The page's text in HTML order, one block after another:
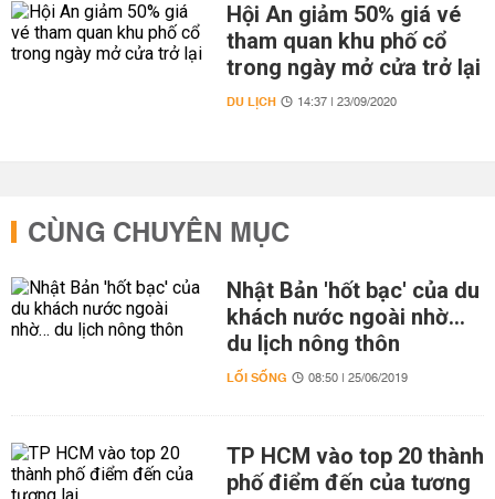
Hội An giảm 50% giá vé
tham quan khu phố cổ
trong ngày mở cửa trở lại
DU LỊCH 14:37 | 23/09/2020
CÙNG CHUYÊN MỤC
Nhật Bản 'hốt bạc' của du
khách nước ngoài nhờ…
du lịch nông thôn
LỐI SỐNG 08:50 | 25/06/2019
TP HCM vào top 20 thành
phố điểm đến của tương